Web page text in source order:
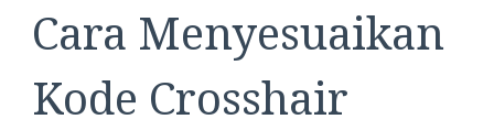
Cara Menyesuaikan
Kode Crosshair